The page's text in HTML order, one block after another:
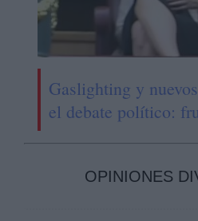
Gaslighting y
el debate político:
OPINIONES